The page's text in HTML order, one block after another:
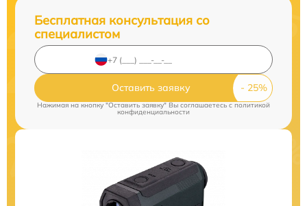
Бесплатная консультация со
специалистом
Оставить заявку
Нажимая на кнопку "Оставить заявку" Вы соглашаетесь cполитикой
конфиденциальности